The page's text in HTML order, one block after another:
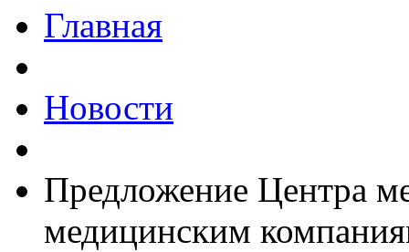
Главная
Новости
Предложение Центра
медицинским